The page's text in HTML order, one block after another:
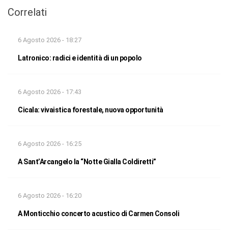
Correlati
6 Agosto 2026 - 18:27
Latronico: radici e identità di un popolo
6 Agosto 2026 - 17:43
Cicala: vivaistica forestale, nuova opportunità
6 Agosto 2026 - 16:25
A Sant’Arcangelo la “Notte Gialla Coldiretti”
6 Agosto 2026 - 16:20
A Monticchio concerto acustico di Carmen Consoli